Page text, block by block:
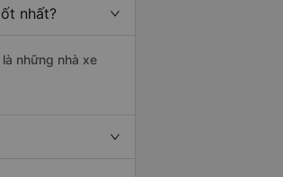
nhất?
những nhà xe